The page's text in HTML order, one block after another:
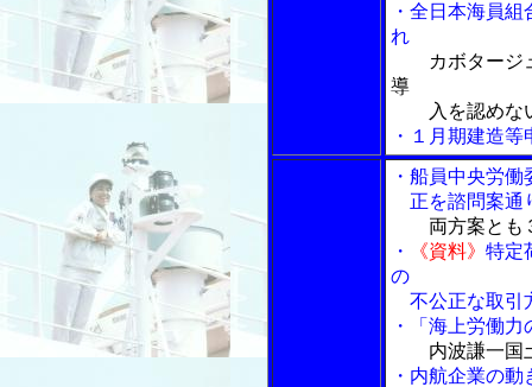
・全日本海員
れ
カボタージ
導
入を認めな
・１月期建造
・船員中央労
正を諮問案通
両方案とも
・
《資料》 特定
の
不公正な取引
・「海上労働
内波謙一国
・内航企業の動